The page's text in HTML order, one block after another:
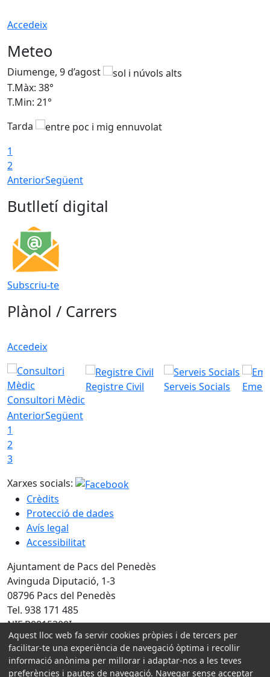
Accedeix
Meteo
Diumenge, 9 d’agost
T.Màx: 38°
T.Min: 21°
Tarda
1
2
AnteriorSegüent
Butlletí digital
Subscriu-te
Plànol / Carrers
Accedeix
Consultori Mèdic
Registre Civil Serveis Socials
AnteriorSegüent
1
2
3
Xarxes socials:
Crèdits
Protecció de dades
Avís legal
Accessibilitat
Ajuntament de Pacs del Penedès
Avinguda Diputació, 1-3
08796 Pacs del Penedès
Tel. 938 171 485
NIF P0815300I
Amb la col·laboració de:
Aquest lloc web fa servir cookies pròpies i de tercers per
facilitar-te una experiència de navegació òptima i recollir
informació anònima per millorar i adaptar-nos a les teves
preferències i pautes de navegació. Navegar sense acceptar